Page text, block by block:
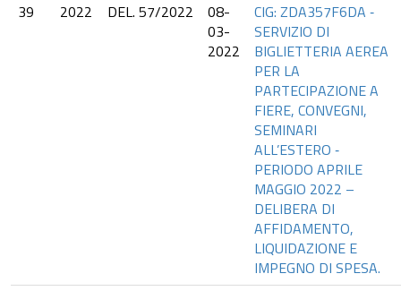
39
2022 DEL. 57/2022
08-
03-
2022
CIG: ZDA357F6DA ‐
SERVIZIO DI
BIGLIETTERIA AEREA
PER LA
PARTECIPAZIONE A
FIERE, CONVEGNI,
SEMINARI
ALL’ESTERO ‐
PERIODO APRILE
MAGGIO 2022 –
DELIBERA DI
AFFIDAMENTO,
LIQUIDAZIONE E
IMPEGNO DI SPESA.